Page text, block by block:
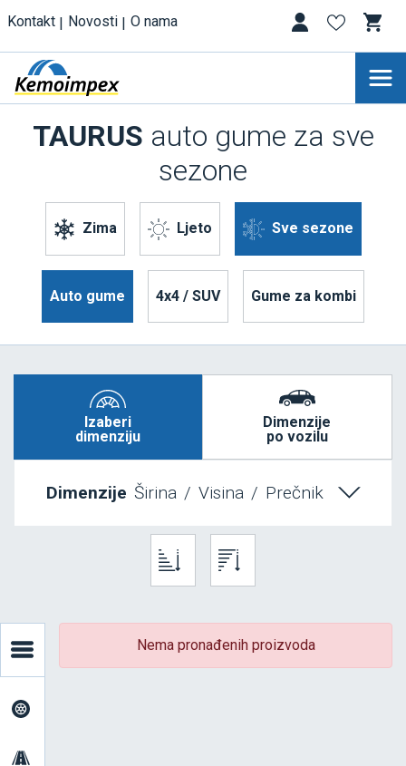
Kontakt Novosti O nama
Zima Ljeto Sve sezone
TAURUS auto gume za sve
sezone
Auto gume 4x4 / SUV Gume za kombi
Izaberi
dimenziju
Dimenzije Širina / Visina / Prečnik
Dimenzije
po vozilu
Nema pronađenih proizvoda